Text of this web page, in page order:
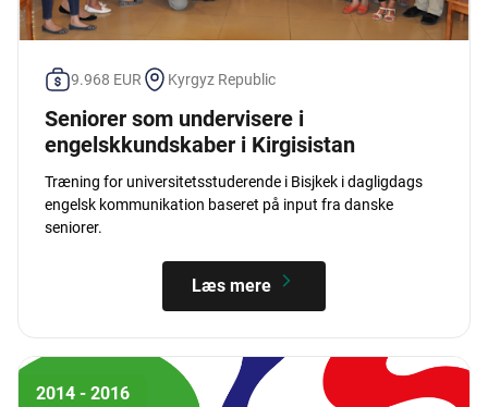
9.968 EUR Kyrgyz Republic
Seniorer som undervisere i
engelskkundskaber i Kirgisistan
Træning for universitetsstuderende i Bisjkek i dagligdags
engelsk kommunikation baseret på input fra danske
seniorer.
Læs mere
2014 - 2016